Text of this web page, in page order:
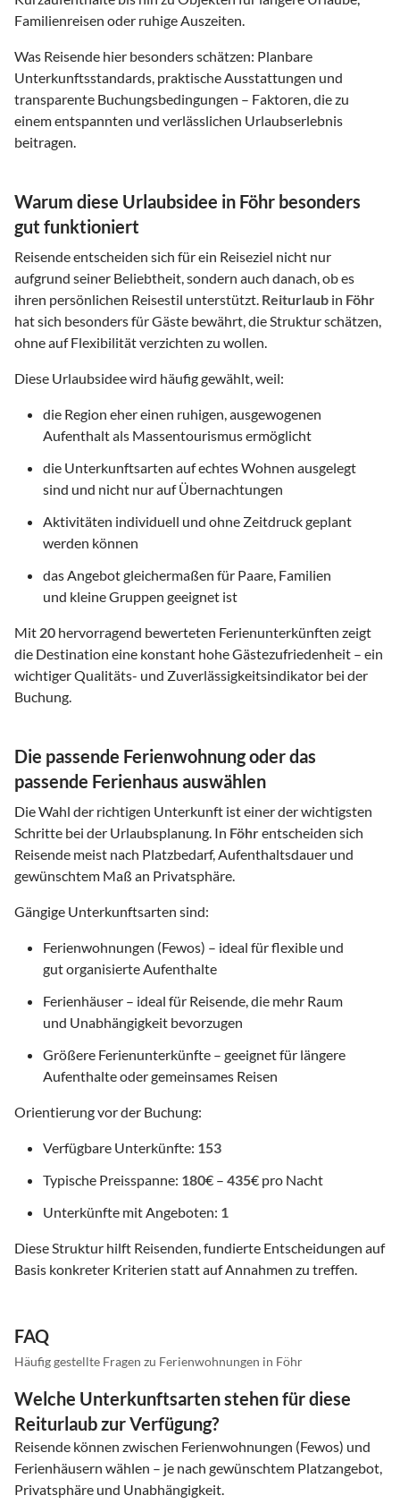
Familienreisen oder ruhige Auszeiten.
Was Reisende hier besonders schätzen: Planbare
Unterkunftsstandards, praktische Ausstattungen und
transparente Buchungsbedingungen – Faktoren, die zu
einem entspannten und verlässlichen Urlaubserlebnis
beitragen.
Warum diese Urlaubsidee in Föhr besonders
gut funktioniert
Reisende entscheiden sich für ein Reiseziel nicht nur
aufgrund seiner Beliebtheit, sondern auch danach, ob es
ihren persönlichen Reisestil unterstützt. Reiturlaub in Föhr
hat sich besonders für Gäste bewährt, die Struktur schätzen,
ohne auf Flexibilität verzichten zu wollen.
Diese Urlaubsidee wird häufig gewählt, weil:
die Region eher einen ruhigen, ausgewogenen
Aufenthalt als Massentourismus ermöglicht
die Unterkunftsarten auf echtes Wohnen ausgelegt
sind und nicht nur auf Übernachtungen
Aktivitäten individuell und ohne Zeitdruck geplant
werden können
das Angebot gleichermaßen für Paare, Familien
und kleine Gruppen geeignet ist
Mit 20 hervorragend bewerteten Ferienunterkünften zeigt
die Destination eine konstant hohe Gästezufriedenheit – ein
wichtiger Qualitäts- und Zuverlässigkeitsindikator bei der
Buchung.
Die passende Ferienwohnung oder das
passende Ferienhaus auswählen
Die Wahl der richtigen Unterkunft ist einer der wichtigsten
Schritte bei der Urlaubsplanung. In Föhrentscheiden sich
Reisende meist nach Platzbedarf, Aufenthaltsdauer und
gewünschtem Maß an Privatsphäre.
Gängige Unterkunftsarten sind:
Ferienwohnungen (Fewos) – ideal für flexible und
gut organisierte Aufenthalte
Ferienhäuser – ideal für Reisende, die mehr Raum
und Unabhängigkeit bevorzugen
Größere Ferienunterkünfte – geeignet für längere
Aufenthalte oder gemeinsames Reisen
Orientierung vor der Buchung:
Verfügbare Unterkünfte: 153
Typische Preisspanne: 180€ – 435€ pro Nacht
Unterkünfte mit Angeboten: 1
Diese Struktur hilft Reisenden, fundierte Entscheidungen auf
Basis konkreter Kriterien statt auf Annahmen zu treffen.
FAQ
Häufig gestellte Fragen zu Ferienwohnungen in Föhr
Welche Unterkunftsarten stehen für diese
Reiturlaub zur Verfügung?
Reisende können zwischen Ferienwohnungen (Fewos) und
Ferienhäusern wählen – je nach gewünschtem Platzangebot,
Privatsphäre und Unabhängigkeit.